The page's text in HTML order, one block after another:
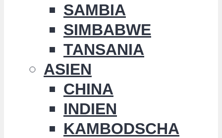
SAMBIA
SIMBABWE
TANSANIA
ASIEN
CHINA
INDIEN
KAMBODSCHA